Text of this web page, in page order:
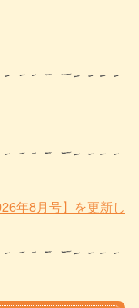
年8月号】を更新し